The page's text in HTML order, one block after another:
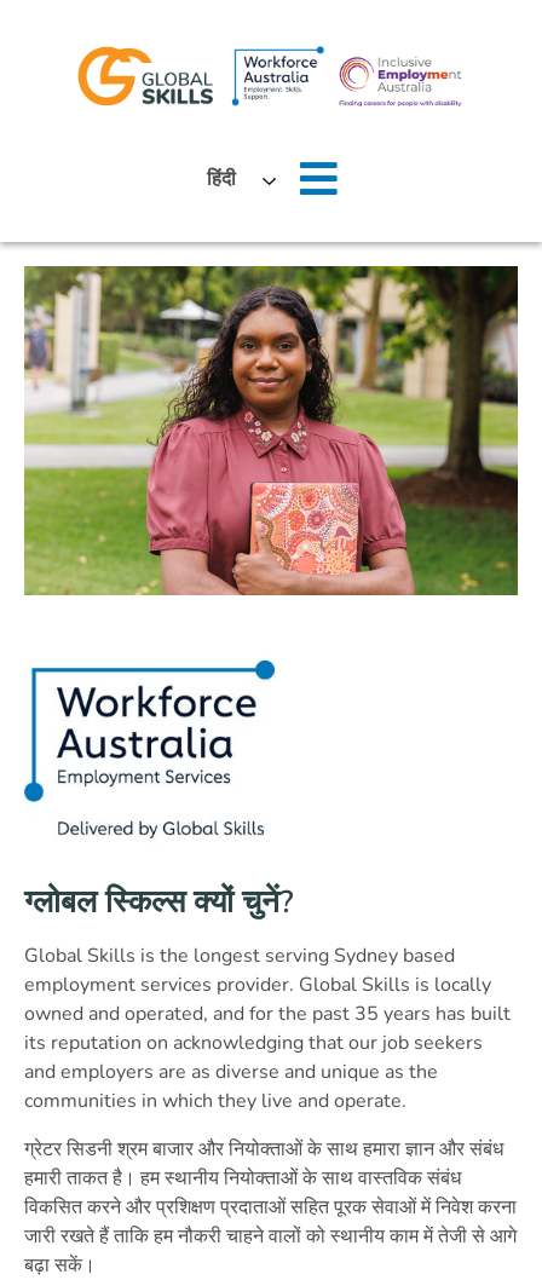
हिंदी
घर
नौकरी तलाशने वाले
नियोक्ताओं
समाचार
स्थानों
हमसे संपर्क करें
ग्लोबल स्किल्स क्यों चुनें?
Global Skills is the longest serving Sydney based
employment services provider. Global Skills is locally
owned and operated, and for the past 35 years has built
its reputation on acknowledging that our job seekers
and employers are as diverse and unique as the
communities in which they live and operate.
ग्रेटर सिडनी श्रम बाजार और नियोक्ताओं के साथ हमारा ज्ञान और संबंध
हमारी ताकत है। हम स्थानीय नियोक्ताओं के साथ वास्तविक संबंध
विकसित करने और प्रशिक्षण प्रदाताओं सहित पूरक सेवाओं में निवेश करना
जारी रखते हैं ताकि हम नौकरी चाहने वालों को स्थानीय काम में तेजी से आगे
बढ़ा सकें।